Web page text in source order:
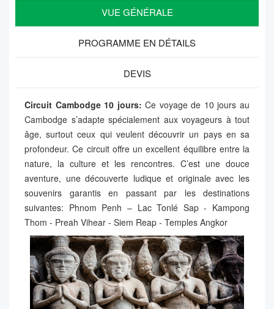
VUE GÉNÉRALE
PROGRAMME EN DÉTAILS
DEVIS
Circuit Cambodge 10 jours:Ce voyage de 10 jours au
Cambodge s’adapte spécialement aux voyageurs à tout
âge, surtout ceux qui veulent découvrir un pays en sa
profondeur. Ce circuit offre un excellent équilibre entre la
nature, la culture et les rencontres. C’est une douce
aventure, une découverte ludique et originale avec les
souvenirs garantis en passant par les destinations
suivantes: Phnom Penh – Lac Tonlé Sap - Kampong
Thom - Preah Vihear - Siem Reap - Temples Angkor